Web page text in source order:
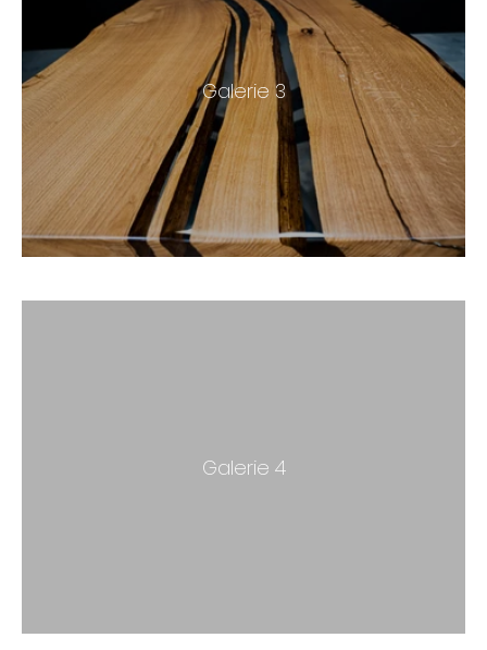
Galerie 3
Galerie 4